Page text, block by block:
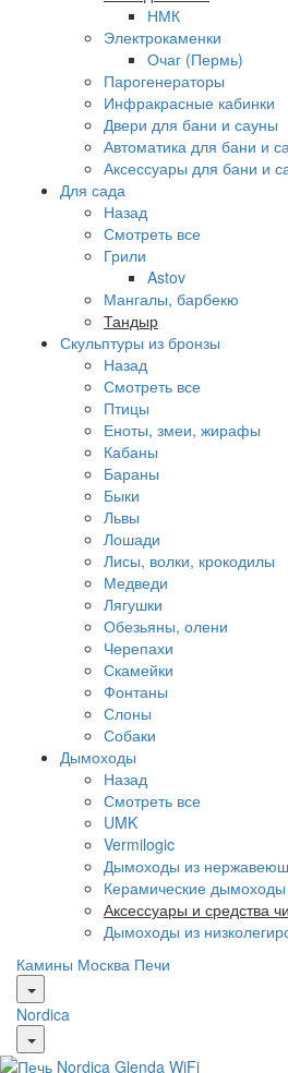
НМК
Электрокаменки
Очаг (Пермь)
Парогенераторы
Инфракрасные кабинки
Двери для бани и сауны
Автоматика для бани и
Аксессуары для бани и
Для сада
Назад
Смотреть все
Грили
Astov
Мангалы, барбекю
Тандыр
Скульптуры из бронзы
Назад
Смотреть все
Птицы
Еноты, змеи, жирафы
Кабаны
Бараны
Быки
Львы
Лошади
Лисы, волки, крокодилы
Медведи
Лягушки
Обезьяны, олени
Черепахи
Скамейки
Фонтаны
Слоны
Собаки
Дымоходы
Назад
Смотреть все
UMK
Vermilogic
Дымоходы из
Керамические дымоходы
Аксессуары и средства
Дымоходы из
Камины Москва Печи
Nordica